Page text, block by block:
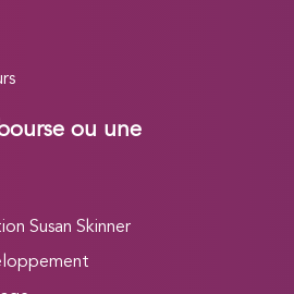
ou une
Susan Skinner